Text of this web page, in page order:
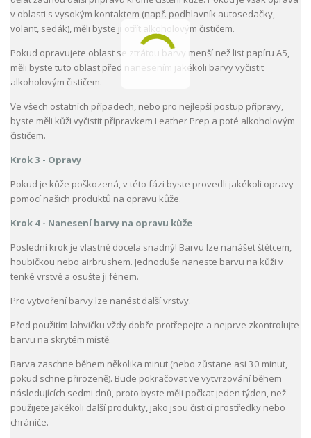
v oblasti s vysokým kontaktem (např. podhlavník autosedačky,
volant, sedák), měli byste ji otřít alkoholovým čističem.
Pokud opravujete oblast se ztrátou barvy menší než list papíru A5,
měli byste tuto oblast před nanesením jakékoli barvy vyčistit
alkoholovým čističem.
Ve všech ostatních případech, nebo pro nejlepší postup přípravy,
byste měli kůži vyčistit přípravkem Leather Prep a poté alkoholovým
čističem.
Krok 3 - Opravy
Pokud je kůže poškozená, v této fázi byste provedli jakékoli opravy
pomocí našich produktů na opravu kůže.
Krok 4 - Nanesení barvy na opravu kůže
Poslední krok je vlastně docela snadný! Barvu lze nanášet štětcem,
houbičkou nebo airbrushem. Jednoduše naneste barvu na kůži v
tenké vrstvě a osušte ji fénem.
Pro vytvoření barvy lze nanést další vrstvy.
Před použitím lahvičku vždy dobře protřepejte a nejprve zkontrolujte
barvu na skrytém místě.
Barva zaschne během několika minut (nebo zůstane asi 30 minut,
pokud schne přirozeně). Bude pokračovat ve vytvrzování během
následujících sedmi dnů, proto byste měli počkat jeden týden, než
použijete jakékoli další produkty, jako jsou čisticí prostředky nebo
chrániče.